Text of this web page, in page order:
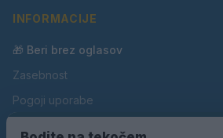
INFORMACIJE
🎁 Beri brez oglasov
Zasebnost
Pogoji uporabe